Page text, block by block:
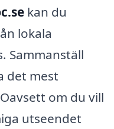
kan du
lokala
Sammanställ
det mest
om du vill
utseendet